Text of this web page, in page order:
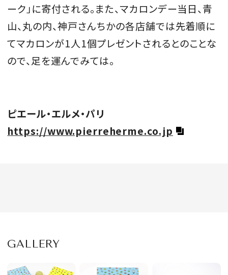
ーク」に寄付される。また、マカロンデー当日、青
山、丸の内、神戸さんちかの各店舗では先着順に
てマカロンが1人1個プレゼントされるとのことな
ので、足を運んでみては。
ピエール・エルメ・パリ
https://www.pierreherme.co.jp
GALLERY